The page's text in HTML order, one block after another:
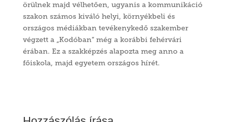
örülnek majd vélhetően, ugyanis a kommunikáció
szakon számos kiváló helyi, környékbeli és
országos médiákban tevékenykedő szakember
végzett a „Kodóban” még a korábbi fehérvári
érában. Ez a szakképzés alapozta meg anno a
főiskola, majd egyetem országos hírét.